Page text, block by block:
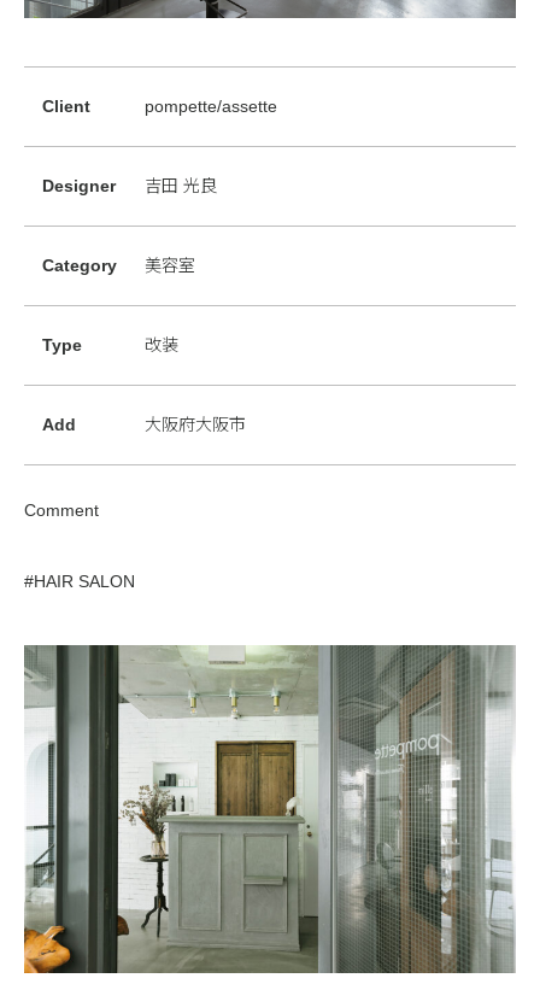
Client pompette/assette
Designer 吉田 光良
Category 美容室
Type 改装
Add 大阪府大阪市
Comment
#HAIR SALON